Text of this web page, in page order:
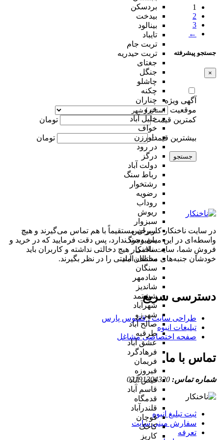
بردسکن
بیدخت
بینالود
تایباد
تربت جام
تربت حیدریه
جغتای
جنگل
چاشلو
چکنه
چناران
خرو
خلیل آباد
خواف
داورزن
در رود
درگز
دولت آباد
رباط سنگ
رشتخوار
رضویه
روداب
ریوش
سبزوار
سرخس
سفیدسنگ
سلامی
سلطان آباد
سنگان
شادمهر
شاندیز
ششتمد
شهرآباد
شهرزو
صالح آباد
طرقبه
عشق آباد
فرهادگرد
فریمان
فیروزه
فیض آباد
قاسم آباد
قدمگاه
قلندرآباد
قوچان
کاخک
کاریز
1
2
3
←
جستجو پیشرفته
×
آگهی ویژه
موقعیت
کمترین قیمت
تومان
بیشترین قیمت تومان
جستجو
در سایت ناخنکار کاربران مستقیماً با هم تماس می‌گیرند و هیچ
واسطه‌ای در این میان وجود ندارد، پس دقت فرمایید که در خرید و
فروشِ شما، سایت ناخنکار هیچ دخالتی نداشته و کاربران باید
خودشان جنبه‌های مختلف امنیتی را در نظر بگیرند.
دسترسی سریع
طراحی سایت :‌ ققنوس پارس
تبلیغات انبوه
صفحه اختصاصی مشاغل
تماس با ما
شماره تماس: 02191304320
ثبت تبلیغ انبوه
سفارش مینی سایت
تعرفه